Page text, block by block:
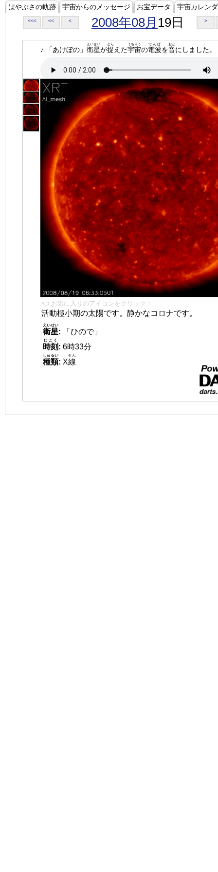
はやぶさの軌跡 宇宙からのメッセージ お宝データ 宇宙カレン
<<< << < 2008年08月 19日 >
♪ 「あけぼの」 衛星
えいせい
が捉
とら
えた宇宙
うちゅう
の電波
でんぱ
を音
おと
にしました。
👈 お気に入りのアイコンをクリック！
活動極小期の太陽です。静かなコロナです。
衛星
えいせい
:
「ひので」
時刻
じこく
: 6時33分
種類
しゅるい
: X線
せん